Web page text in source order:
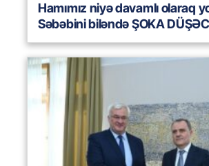
Hamımız niyə davamlı olaraq
Səbəbini biləndə ŞOKA